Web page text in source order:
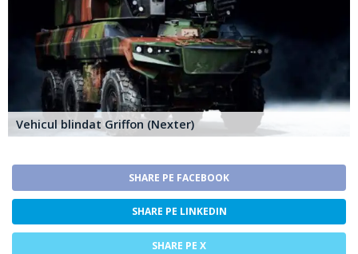
Vehicul blindat Griffon (Nexter)
SHARE PE FACEBOOK
SHARE PE LINKEDIN
SHARE PE X